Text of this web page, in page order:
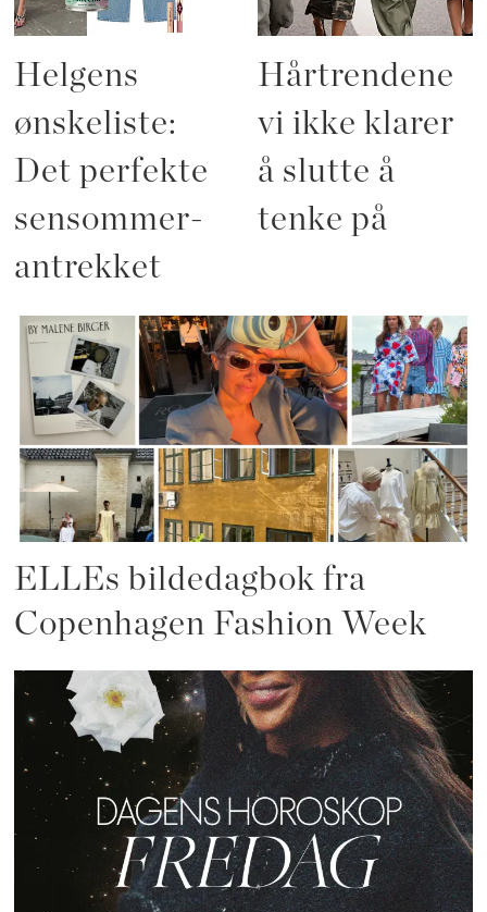
Helgens
ønskeliste:
Det perfekte
sensommer-
antrekket
Hårtrendene
vi ikke klarer
å slutte å
tenke på
ELLEs bildedagbok fra
Copenhagen Fashion Week